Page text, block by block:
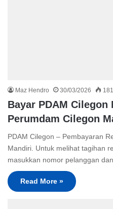
Maz Hendro 30/03/2026 181
Bayar PDAM Cilegon
Perumdam Cilegon
PDAM Cilegon – Pembayaran
Mandiri. Untuk melihat tagihan
masukkan nomor pelanggan
Read More »